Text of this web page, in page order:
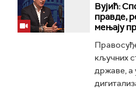
Вујић:
правде,
мењају
кључних
државе, а